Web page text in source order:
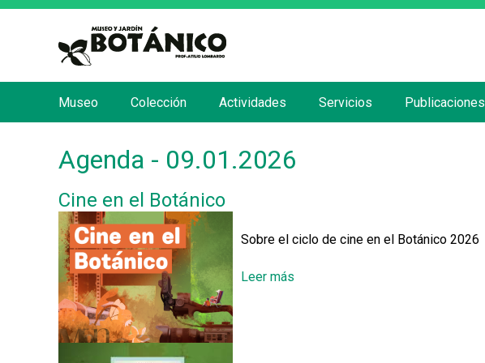
Agenda - 09.01.2026
Cine en el Botánico
Sobre el ciclo de cine en el Botánico 2026
Leer más
n
p
r
i
n
c
i
p
Museo Colección Actividades Servicios Publicaciones